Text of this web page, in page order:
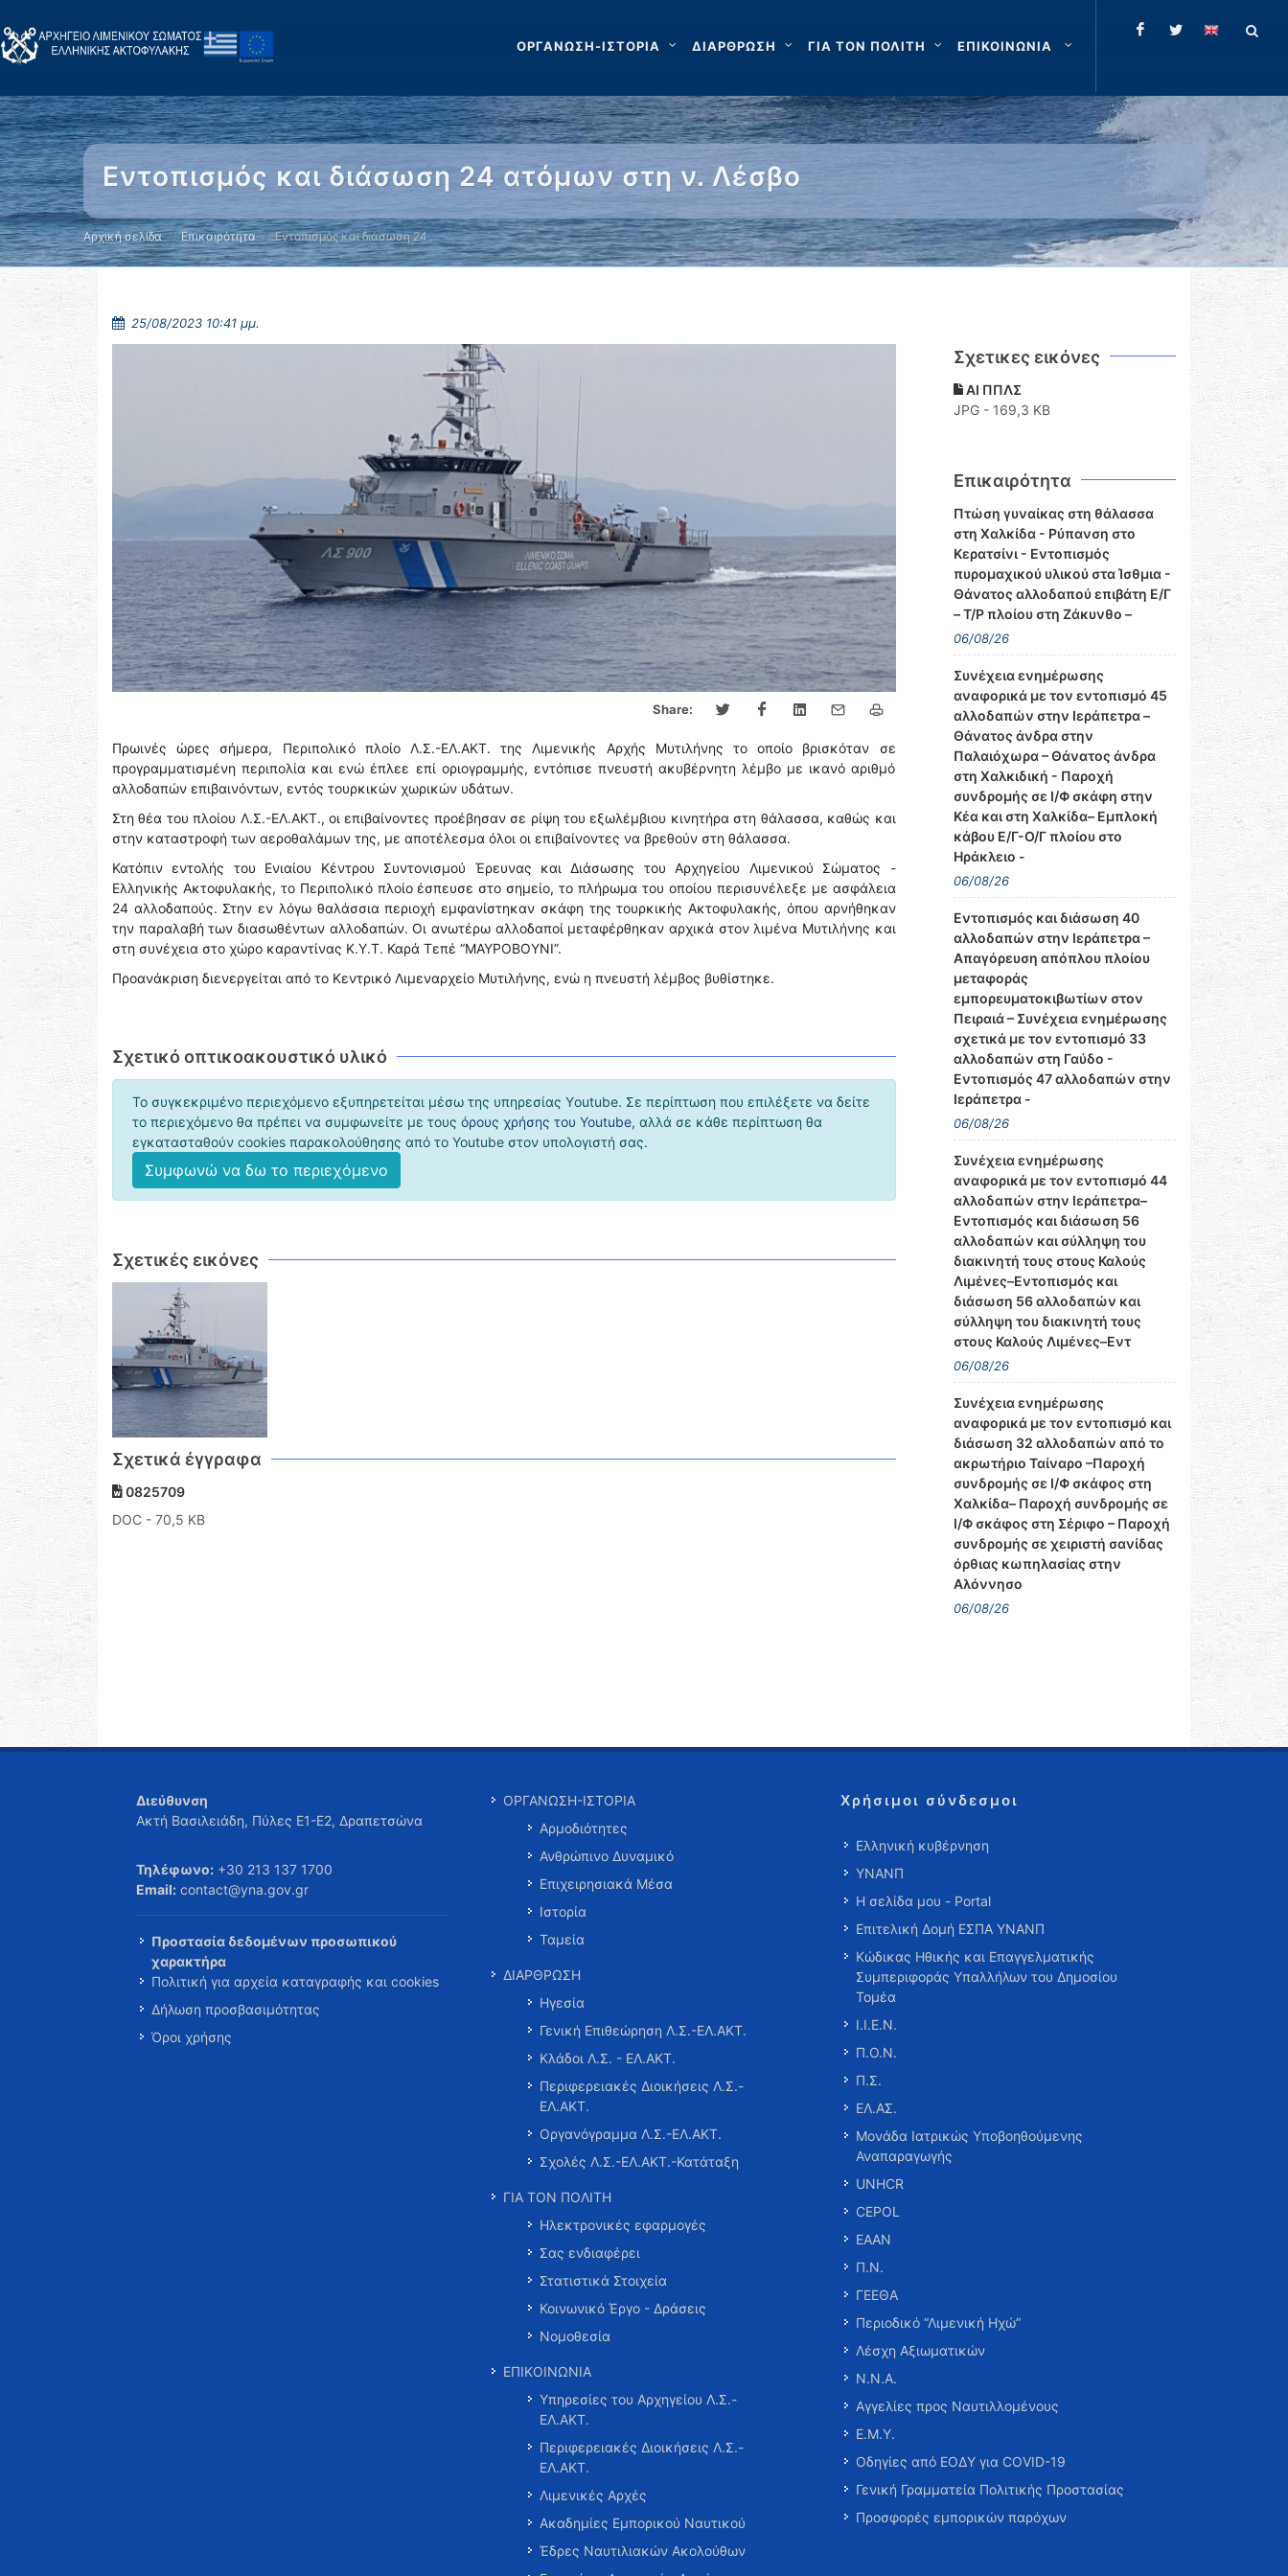
ΟΡΓΑΝΩΣΗ-ΙΣΤΟΡΙΑ ΔΙΑΡΘΡΩΣΗ ΓΙΑ ΤΟΝ ΠΟΛΙΤΗ ΕΠΙΚΟΙΝΩΝΙΑ
Εντοπισμός και διάσωση 24 ατόμων στη ν. Λέσβο
Αρχική σελίδα Επικαιρότητα Εντοπισμός και διάσωση 24 …
25/08/2023 10:41 μμ.
Share:
Πρωινές ώρες σήμερα, Περιπολικό πλοίο Λ.Σ.-ΕΛ.ΑΚΤ. της Λιμενικής Αρχής Μυτιλήνης το οποίο βρισκόταν σε
προγραμματισμένη περιπολία και ενώ έπλεε επί οριογραμμής, εντόπισε πνευστή ακυβέρνητη λέμβο με ικανό αριθμό
αλλοδαπών επιβαινόντων, εντός τουρκικών χωρικών υδάτων.
Στη θέα του πλοίου Λ.Σ.-ΕΛ.ΑΚΤ., οι επιβαίνοντες προέβησαν σε ρίψη του εξωλέμβιου κινητήρα στη θάλασσα, καθώς και
στην καταστροφή των αεροθαλάμων της, με αποτέλεσμα όλοι οι επιβαίνοντες να βρεθούν στη θάλασσα.
Κατόπιν εντολής του Ενιαίου Κέντρου Συντονισμού Έρευνας και Διάσωσης του Αρχηγείου Λιμενικού Σώματος -
Ελληνικής Ακτοφυλακής, το Περιπολικό πλοίο έσπευσε στο σημείο, το πλήρωμα του οποίου περισυνέλεξε με ασφάλεια
24 αλλοδαπούς. Στην εν λόγω θαλάσσια περιοχή εμφανίστηκαν σκάφη της τουρκικής Ακτοφυλακής, όπου αρνήθηκαν
την παραλαβή των διασωθέντων αλλοδαπών. Οι ανωτέρω αλλοδαποί μεταφέρθηκαν αρχικά στον λιμένα Μυτιλήνης και
στη συνέχεια στο χώρο καραντίνας Κ.Υ.Τ. Καρά Τεπέ “ΜΑΥΡΟΒΟΥΝΙ”.
Προανάκριση διενεργείται από το Κεντρικό Λιμεναρχείο Μυτιλήνης, ενώ η πνευστή λέμβος βυθίστηκε.
Σχετικό οπτικοακουστικό υλικό
Το συγκεκριμένο περιεχόμενο εξυπηρετείται μέσω της υπηρεσίας Υoutube. Σε περίπτωση που επιλέξετε να δείτε
το περιεχόμενο θα πρέπει να συμφωνείτε με τους όρους χρήσης του Youtube, αλλά σε κάθε περίπτωση θα
εγκατασταθούν cookies παρακολούθησης από το Youtube στον υπολογιστή σας.
Συμφωνώ να δω το περιεχόμενο
Σχετικές εικόνες
Σχετικά έγγραφα
0825709
DOC - 70,5 KB
Σχετικες εικόνες
ΑΙ ΠΠΛΣ
JPG - 169,3 KB
Επικαιρότητα
Πτώση γυναίκας στη θάλασσα
στη Χαλκίδα - Ρύπανση στο
Κερατσίνι - Εντοπισμός
πυρομαχικού υλικού στα Ίσθμια -
Θάνατος αλλοδαπού επιβάτη Ε/Γ
– Τ/Ρ πλοίου στη Ζάκυνθο –
06/08/26
Συνέχεια ενημέρωσης
αναφορικά με τον εντοπισμό 45
αλλοδαπών στην Ιεράπετρα –
Θάνατος άνδρα στην
Παλαιόχωρα – Θάνατος άνδρα
στη Χαλκιδική - Παροχή
συνδρομής σε Ι/Φ σκάφη στην
Κέα και στη Χαλκίδα– Εμπλοκή
κάβου Ε/Γ-Ο/Γ πλοίου στο
Ηράκλειο -
06/08/26
Εντοπισμός και διάσωση 40
αλλοδαπών στην Ιεράπετρα –
Απαγόρευση απόπλου πλοίου
μεταφοράς
εμπορευματοκιβωτίων στον
Πειραιά – Συνέχεια ενημέρωσης
σχετικά με τον εντοπισμό 33
αλλοδαπών στη Γαύδο -
Εντοπισμός 47 αλλοδαπών στην
Ιεράπετρα -
06/08/26
Συνέχεια ενημέρωσης
αναφορικά με τον εντοπισμό 44
αλλοδαπών στην Ιεράπετρα–
Εντοπισμός και διάσωση 56
αλλοδαπών και σύλληψη του
διακινητή τους στους Καλούς
Λιμένες–Εντοπισμός και
διάσωση 56 αλλοδαπών και
σύλληψη του διακινητή τους
στους Καλούς Λιμένες–Εντ
06/08/26
Συνέχεια ενημέρωσης
αναφορικά με τον εντοπισμό και
διάσωση 32 αλλοδαπών από το
ακρωτήριο Ταίναρο –Παροχή
συνδρομής σε Ι/Φ σκάφος στη
Χαλκίδα– Παροχή συνδρομής σε
Ι/Φ σκάφος στη Σέριφο – Παροχή
συνδρομής σε χειριστή σανίδας
όρθιας κωπηλασίας στην
Αλόννησο
06/08/26
Διεύθυνση
Ακτή Βασιλειάδη, Πύλες Ε1-Ε2, Δραπετσώνα
Τηλέφωνο: +30 213 137 1700
Email: contact@yna.gov.gr
Προστασία δεδομένων προσωπικού
χαρακτήρα
Πολιτική για αρχεία καταγραφής και cookies
Δήλωση προσβασιμότητας
Όροι χρήσης
ΟΡΓΑΝΩΣΗ-ΙΣΤΟΡΙΑ
Αρμοδιότητες
Ανθρώπινο Δυναμικό
Επιχειρησιακά Μέσα
Ιστορία
Ταμεία
ΔΙΑΡΘΡΩΣΗ
Ηγεσία
Γενική Επιθεώρηση Λ.Σ.-ΕΛ.ΑΚΤ.
Κλάδοι Λ.Σ. - ΕΛ.ΑΚΤ.
Περιφερειακές Διοικήσεις Λ.Σ.-
ΕΛ.ΑΚΤ.
Οργανόγραμμα Λ.Σ.-ΕΛ.ΑΚΤ.
Σχολές Λ.Σ.-ΕΛ.ΑΚΤ.-Κατάταξη
ΓΙΑ ΤΟΝ ΠΟΛΙΤΗ
Ηλεκτρονικές εφαρμογές
Σας ενδιαφέρει
Στατιστικά Στοιχεία
Κοινωνικό Έργο - Δράσεις
Νομοθεσία
ΕΠΙΚΟΙΝΩΝΙΑ
Υπηρεσίες του Αρχηγείου Λ.Σ.-
ΕΛ.ΑΚΤ.
Περιφερειακές Διοικήσεις Λ.Σ.-
ΕΛ.ΑΚΤ.
Λιμενικές Αρχές
Ακαδημίες Εμπορικού Ναυτικού
Έδρες Ναυτιλιακών Ακολούθων
Χρήσιμοι σύνδεσμοι
Ελληνική κυβέρνηση
ΥΝΑΝΠ
Η σελίδα μου - Portal
Επιτελική Δομή ΕΣΠΑ ΥΝΑΝΠ
Κώδικας Ηθικής και Επαγγελματικής
Συμπεριφοράς Υπαλλήλων του Δημοσίου
Τομέα
Ι.Ι.Ε.Ν.
Π.Ο.Ν.
Π.Σ.
ΕΛ.ΑΣ.
Μονάδα Ιατρικώς Υποβοηθούμενης
Αναπαραγωγής
UNHCR
CEPOL
ΕΑΑΝ
Π.Ν.
ΓΕΕΘΑ
Περιοδικό “Λιμενική Ηχώ”
Λέσχη Αξιωματικών
Ν.Ν.Α.
Αγγελίες προς Ναυτιλλομένους
Ε.Μ.Υ.
Οδηγίες από ΕΟΔΥ για COVID-19
Γενική Γραμματεία Πολιτικής Προστασίας
Προσφορές εμπορικών παρόχων